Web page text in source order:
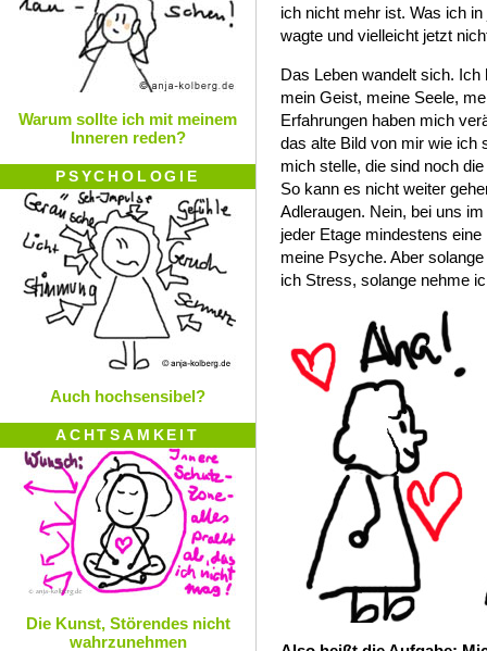
ich nicht mehr ist. Was ich
wagte und vielleicht jetzt
Das Leben wandelt sich.
mein Geist, meine Seele,
Erfahrungen haben mich
das alte Bild von mir wie ich
mich stelle, die sind noch
So kann es nicht weiter
Adleraugen. Nein, bei uns
jeder Etage mindestens
meine Psyche. Aber
ich Stress, solange nehme
Warum sollte ich mit meinem
Inneren reden?
PSYCHOLOGIE
Auch hochsensibel?
ACHTSAMKEIT
Die Kunst, Störendes nicht
wahrzunehmen